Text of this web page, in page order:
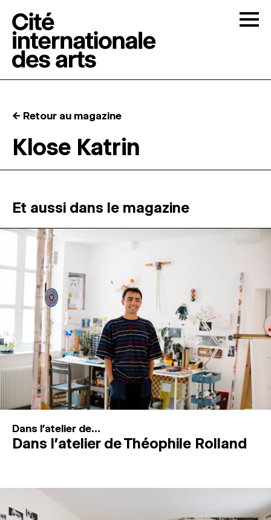
RÉSIDENCES ↓
ATELIERS OUVERTS
PROGRAMMATION
MAGAZINE
ESPACES DE PRATIQUE ARTISTIQUE ↓
Recherche
Connexion
← Retour au magazine
Klose Katrin
Et aussi dans le magazine
Dans l'atelier de...
Dans l’atelier de Théophile Rolland